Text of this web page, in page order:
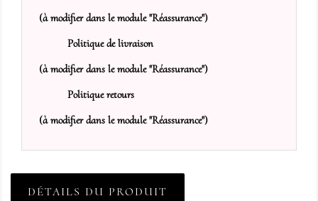
(à modifier dans le module "Réassurance")
Politique de livraison
(à modifier dans le module "Réassurance")
Politique retours
(à modifier dans le module "Réassurance")
DÉTAILS DU PRODUIT